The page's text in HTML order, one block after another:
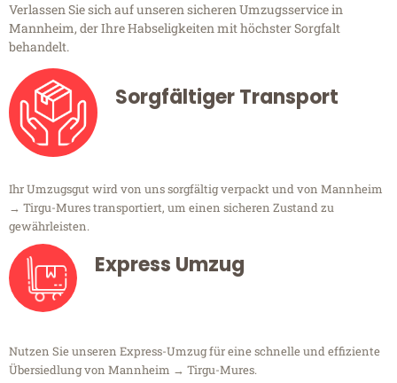
Verlassen Sie sich auf unseren sicheren Umzugsservice in
Mannheim, der Ihre Habseligkeiten mit höchster Sorgfalt
behandelt.
Sorgfältiger Transport
Ihr Umzugsgut wird von uns sorgfältig verpackt und von Mannheim
→ Tirgu-Mures transportiert, um einen sicheren Zustand zu
gewährleisten.
Express Umzug
Nutzen Sie unseren Express-Umzug für eine schnelle und effiziente
Übersiedlung von Mannheim → Tirgu-Mures.